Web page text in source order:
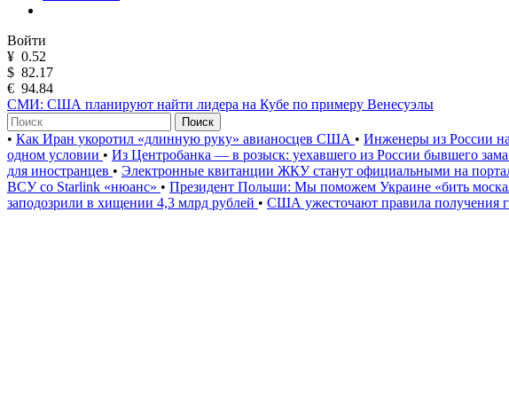
Войти
¥ 0.52
$ 82.17
€ 94.84
СМИ: США планируют найти лидера на Кубе по примеру Венесуэлы
Поиск
• Как Иран укоротил «длинную руку» авианосцев США • Инженеры из России
одном условии • Из Центробанка — в розыск: уехавшего из России бывшего
для иностранцев • Электронные квитанции ЖКУ станут официальными на
ВСУ со Starlink «нюанс» • Президент Польши: Мы поможем Украине «бить
заподозрили в хищении 4,3 млрд рублей • США ужесточают правила получения